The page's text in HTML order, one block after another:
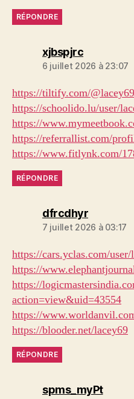
RÉPONDRE
xjbspjrcdit :
6 juillet 2026 à 23:07
https://tiltify.com/
https://schoolido.lu/user/
https://
https://referrallist.com/
https://www.fitlynk.com/
RÉPONDRE
dfrcdhyrdit :
7 juillet 2026 à 03:17
https://cars.yclas.com/
https://
https://
action=view&uid=43554
https://
https://blooder.net/lacey69
RÉPONDRE
spms_myPtdit :